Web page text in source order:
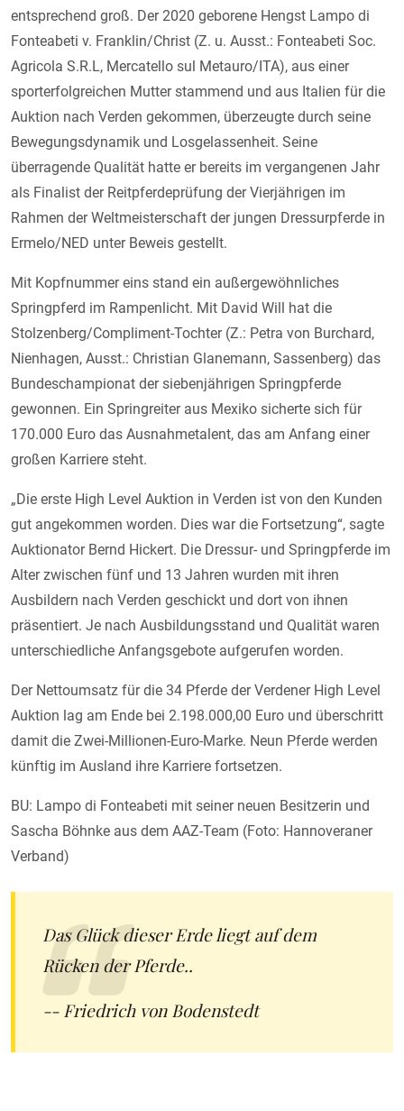
entsprechend groß. Der 2020 geborene Hengst Lampo di
Fonteabeti v. Franklin/Christ (Z. u. Ausst.: Fonteabeti Soc.
Agricola S.R.L, Mercatello sul Metauro/ITA), aus einer
sporterfolgreichen Mutter stammend und aus Italien für die
Auktion nach Verden gekommen, überzeugte durch seine
Bewegungsdynamik und Losgelassenheit. Seine
überragende Qualität hatte er bereits im vergangenen Jahr
als Finalist der Reitpferdeprüfung der Vierjährigen im
Rahmen der Weltmeisterschaft der jungen Dressurpferde in
Ermelo/NED unter Beweis gestellt.
Mit Kopfnummer eins stand ein außergewöhnliches
Springpferd im Rampenlicht. Mit David Will hat die
Stolzenberg/Compliment-Tochter (Z.: Petra von Burchard,
Nienhagen, Ausst.: Christian Glanemann, Sassenberg) das
Bundeschampionat der siebenjährigen Springpferde
gewonnen. Ein Springreiter aus Mexiko sicherte sich für
170.000 Euro das Ausnahmetalent, das am Anfang einer
großen Karriere steht.
„Die erste High Level Auktion in Verden ist von den Kunden
gut angekommen worden. Dies war die Fortsetzung“, sagte
Auktionator Bernd Hickert. Die Dressur- und Springpferde im
Alter zwischen fünf und 13 Jahren wurden mit ihren
Ausbildern nach Verden geschickt und dort von ihnen
präsentiert. Je nach Ausbildungsstand und Qualität waren
unterschiedliche Anfangsgebote aufgerufen worden.
Der Nettoumsatz für die 34 Pferde der Verdener High Level
Auktion lag am Ende bei 2.198.000,00 Euro und überschritt
damit die Zwei-Millionen-Euro-Marke. Neun Pferde werden
künftig im Ausland ihre Karriere fortsetzen.
BU: Lampo di Fonteabeti mit seiner neuen Besitzerin und
Sascha Böhnke aus dem AAZ-Team (Foto: Hannoveraner
Verband)
Das Glück dieser Erde liegt auf dem
Rücken der Pferde..
-- Friedrich von Bodenstedt